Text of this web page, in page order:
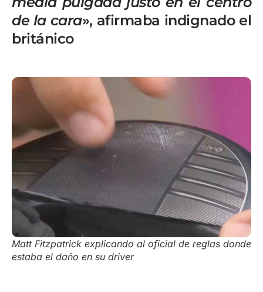
de la cara», afirmaba indignado el
británico
Matt Fitzpatrick explicando al oficial de reglas donde
estaba el daño en su driver